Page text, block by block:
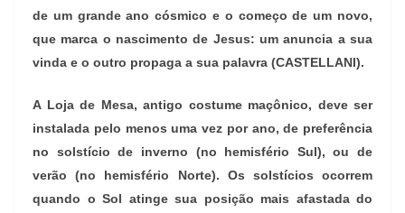
de um grande ano cósmico e o começo de um novo,
que marca o nascimento de Jesus: um anuncia a sua
vinda e o outro propaga a sua palavra (CASTELLANI).
A Loja de Mesa, antigo costume maçônico, deve ser
instalada pelo menos uma vez por ano, de preferência
no solstício de inverno (no hemisfério Sul), ou de
verão (no hemisfério Norte). Os solstícios ocorrem
quando o Sol atinge sua posição mais afastada do